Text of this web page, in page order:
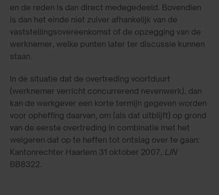
en de reden is dan direct medegedeeld. Bovendien
is dan het einde niet zuiver afhankelijk van de
vaststellingsovereenkomst of de opzegging van de
werknemer, welke punten later ter discussie kunnen
staan.
In de situatie dat de overtreding voortduurt
(werknemer verricht concurrerend nevenwerk), dan
kan de werkgever een korte termijn gegeven worden
voor opheffing daarvan, om (als dat uitblijft) op grond
van de eerste overtreding in combinatie met het
weigeren dat op te heffen tot ontslag over te gaan:
Kantonrechter Haarlem 31 oktober 2007, LJN
BB8322.